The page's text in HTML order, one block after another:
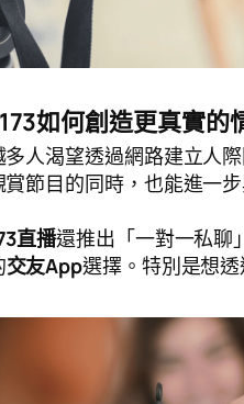
如何創造更真實的
人渴望透過網路建立人
節目的同時，也能進一
直播還推出「一對一私聊
交友App選擇。特別是想